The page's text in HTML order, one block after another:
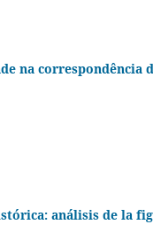
na correspondência
análisis de la